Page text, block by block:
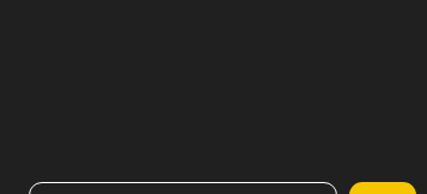
Rechercher